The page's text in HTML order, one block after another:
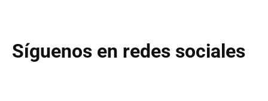
Síguenos en redes sociales